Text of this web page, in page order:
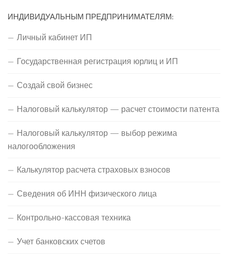
ИНДИВИДУАЛЬНЫМ ПРЕДПРИНИМАТЕЛЯМ:
Личный кабинет ИП
Государственная регистрация юрлиц и ИП
Создай свой бизнес
Налоговый калькулятор — расчет стоимости патента
Налоговый калькулятор — выбор режима
налогообложения
Калькулятор расчета страховых взносов
Сведения об ИНН физического лица
Контрольно-кассовая техника
Учет банковских счетов